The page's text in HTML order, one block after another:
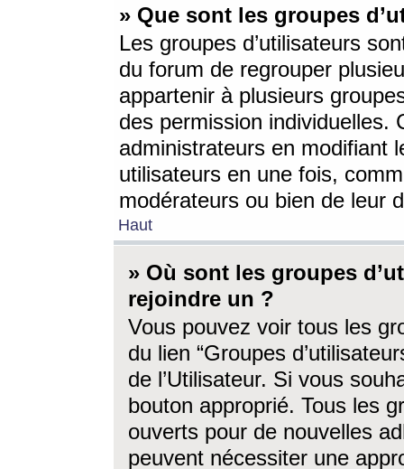
» Que sont les groupes
Les groupes d’utilisateurs
du forum de regrouper
appartenir à plusieurs
des permission individuelles.
administrateurs en modifiant
utilisateurs en une fois,
modérateurs ou bien de leur
Haut
» Où sont les groupes
rejoindre un ?
Vous pouvez voir tous les
du lien “Groupes
de l’Utilisateur. Si vous
bouton approprié. Tous les
ouverts pour de nouvelles
peuvent nécessiter une